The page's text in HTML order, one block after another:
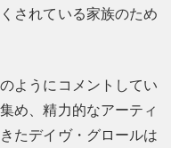
されている家族のため
ようにコメントしてい
め、精力的なアーティ
たデイヴ・グロールは